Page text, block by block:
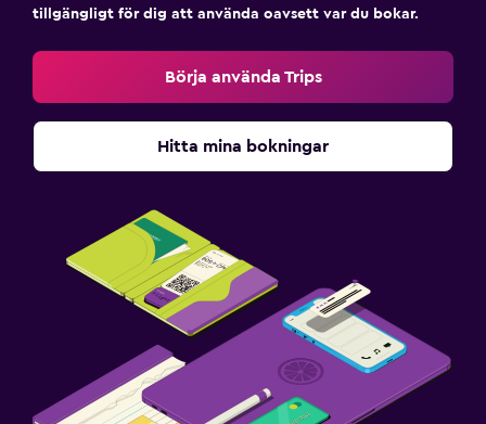
tillgängligt för dig att använda oavsett var du bokar.
Börja använda Trips
Hitta mina bokningar